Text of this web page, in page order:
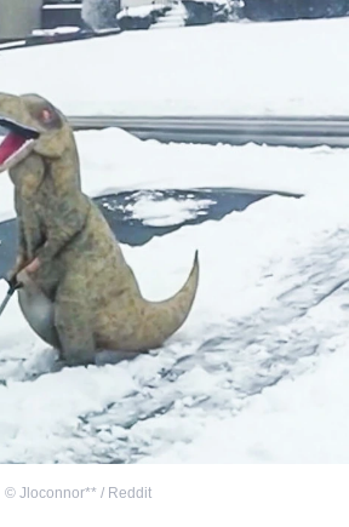
© Jloconnor** / Reddit